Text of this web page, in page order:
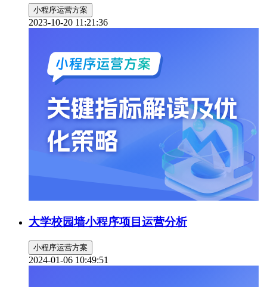
小程序运营方案
2023-10-20 11:21:36
大学校园墙小程序项目运营分析
小程序运营方案
2024-01-06 10:49:51